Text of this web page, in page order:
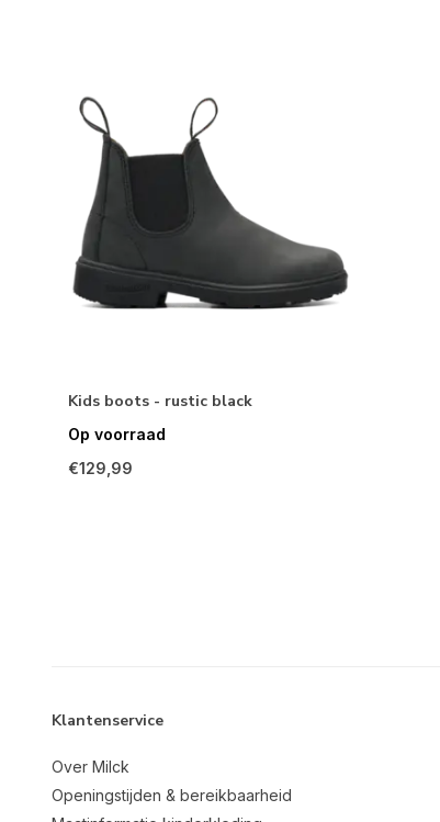
Kids boots - rustic black
Op voorraad
€129,99
Klantenservice
Over Milck
Openingstijden & bereikbaarheid